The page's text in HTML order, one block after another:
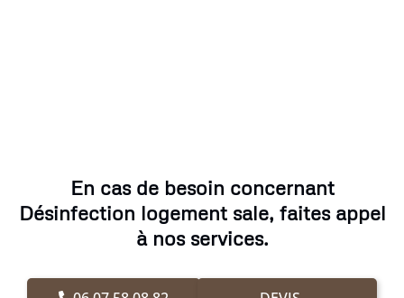
En cas de besoin concernant
Désinfection logement sale, faites appel
à nos services.